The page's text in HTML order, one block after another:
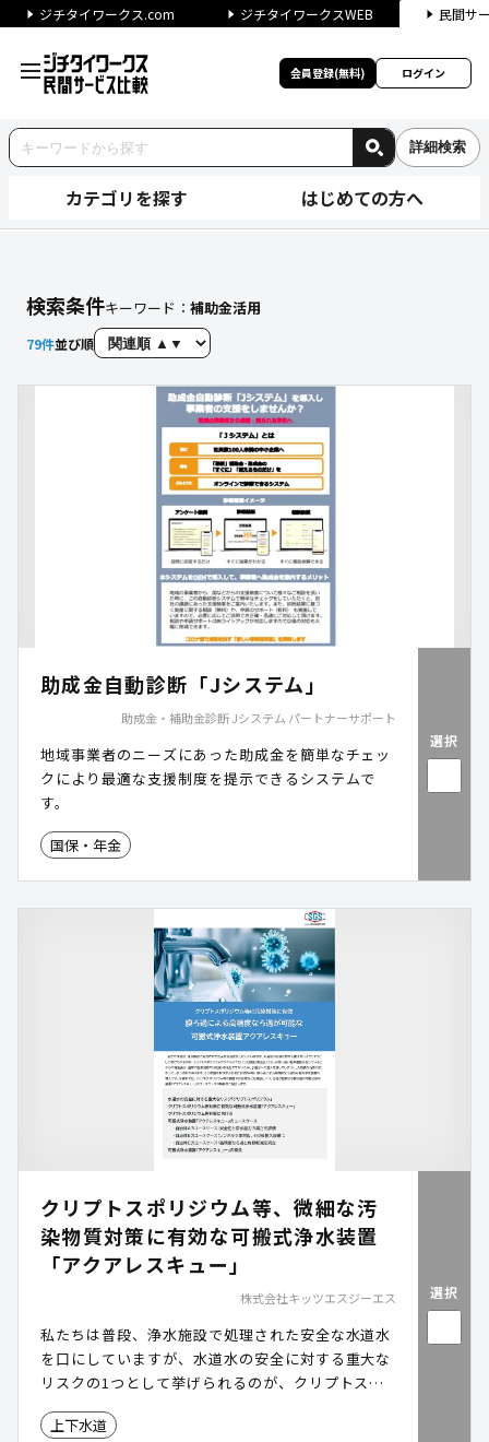
ジチタイワークス.com ジチタイワークスWEB 民間サ
会員登録(無料) ログイン
詳細検索
カテゴリを探す はじめての方へ
検索条件キーワード： 補助金活用
79件並び順
助成金自動診断「Jシステム」
助成金・補助金診断 Jシステム パートナーサポート
地域事業者のニーズにあった助成金を簡単なチェッ
クにより最適な支援制度を提示できるシステムで
す。
国保・年金
選択
クリプトスポリジウム等、微細な汚
染物質対策に有効な可搬式浄水装置
「アクアレスキュー」
株式会社キッツエスジーエス
私たちは普段、浄水施設で処理された安全な水道水
を口にしていますが、水道水の安全に対する重大な
リスクの1つとして挙げられるのが、クリプトスポ
リジウムやジアルジアといった原虫(寄生虫)です。
非常に高い塩素耐性を有しているこれらの寄生虫
上下水道
選択